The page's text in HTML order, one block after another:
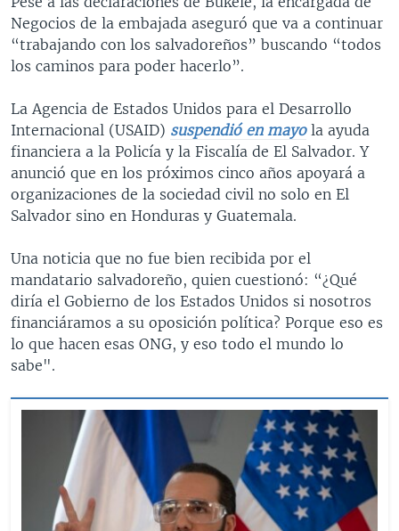
Negocios de la embajada aseguró que va a continuar
“trabajando con los salvadoreños” buscando “todos
los caminos para poder hacerlo”.
La Agencia de Estados Unidos para el Desarrollo
Internacional (USAID) suspendió en mayola ayuda
financiera a la Policía y la Fiscalía de El Salvador. Y
anunció que en los próximos cinco años apoyará a
organizaciones de la sociedad civil no solo en El
Salvador sino en Honduras y Guatemala.
Una noticia que no fue bien recibida por el
mandatario salvadoreño, quien cuestionó: “¿Qué
diría el Gobierno de los Estados Unidos si nosotros
financiáramos a su oposición política? Porque eso es
lo que hacen esas ONG, y eso todo el mundo lo
sabe".